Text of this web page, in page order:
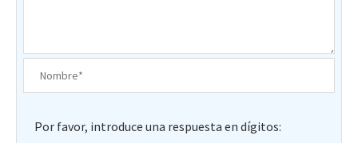
Por favor, introduce una respuesta en dígitos: